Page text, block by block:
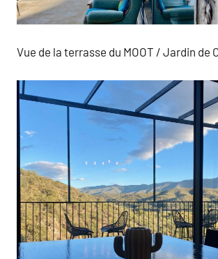
Vue de la terrasse du MOOT / Jardin de